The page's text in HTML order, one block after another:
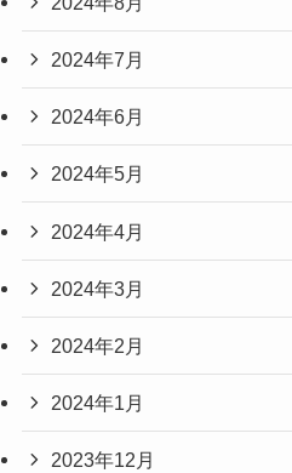
2024年7月
2024年6月
2024年5月
2024年4月
2024年3月
2024年2月
2024年1月
2023年12月